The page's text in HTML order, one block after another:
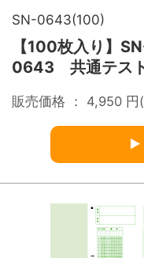
SN-0643(100)
【100枚入り】
0643 共通テス
販売価格 ： 4,950 円